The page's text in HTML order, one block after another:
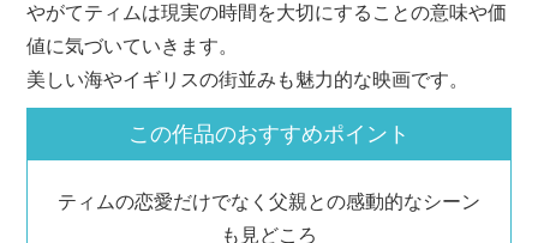
やがてティムは現実の時間を大切にすることの意味や価
値に気づいていきます。
美しい海やイギリスの街並みも魅力的な映画です。
この作品のおすすめポイント
ティムの恋愛だけでなく父親との感動的なシーン
も見どころ